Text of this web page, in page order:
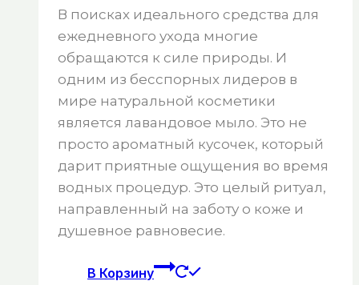
составляла
760,00 ₽.
680,00 ₽.
В поисках идеального средства для
ежедневного ухода многие
обращаются к силе природы. И
одним из бесспорных лидеров в
мире натуральной косметики
является лавандовое мыло. Это не
просто ароматный кусочек, который
дарит приятные ощущения во время
водных процедур. Это целый ритуал,
направленный на заботу о коже и
душевное равновесие.
В Корзину